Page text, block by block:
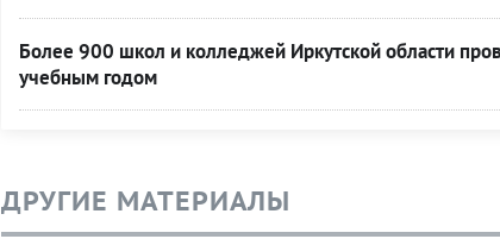
Более 900 школ и колледжей Иркутской области
учебным годом
ДРУГИЕ МАТЕРИАЛЫ